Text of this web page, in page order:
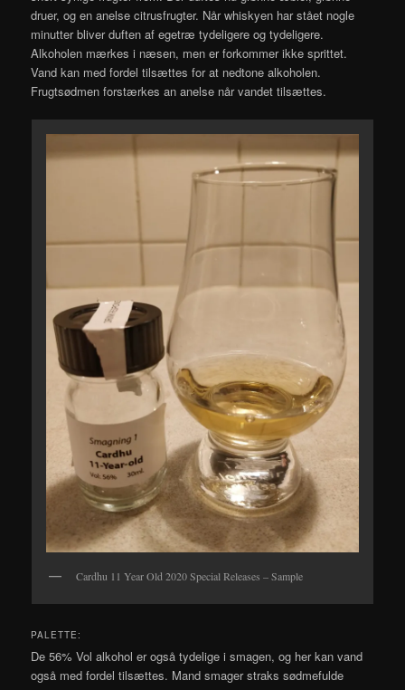
druer, og en anelse citrusfrugter. Når whiskyen har stået nogle
minutter bliver duften af egetræ tydeligere og tydeligere.
Alkoholen mærkes i næsen, men er forkommer ikke sprittet.
Vand kan med fordel tilsættes for at nedtone alkoholen.
Frugtsødmen forstærkes an anelse når vandet tilsættes.
Cardhu 11 Year Old 2020 Special Releases – Sample
PALETTE:
De 56% Vol alkohol er også tydelige i smagen, og her kan vand
også med fordel tilsættes. Mand smager straks sødmefulde